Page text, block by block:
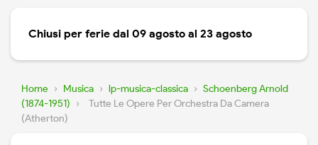
Chiusi per ferie dal 09 agosto al 23 agosto
Home › Musica › lp-musica-classica › Schoenberg Arnold
(1874-1951) ›
Tutte Le Opere Per Orchestra Da Camera
(Atherton)